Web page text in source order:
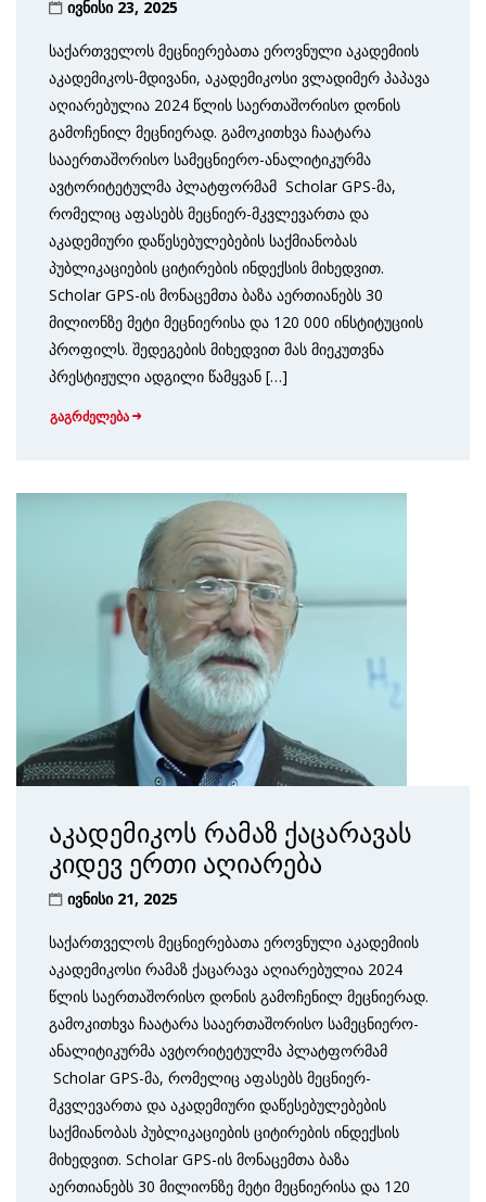
ივნისი 23, 2025
საქართველოს მეცნიერებათა ეროვნული აკადემიის
აკადემიკოს-მდივანი, აკა­დემიკოსი ვლადიმერ პაპავა
აღიარებულია 2024 წლის საერთაშორისო დონის
გამოჩენილ მეცნიერად. გამოკითხვა ჩაატარა
სააერთაშორისო სამეც­ნიერო-ანალიტიკურმა
ავტორიტეტულმა პლატფორმამ Scholar GPS-მა,
რომელიც აფასებს მეცნიერ-მკვლევართა და
აკადემიური დაწესებუ­ლებების საქმიანობას
პუბლიკაციების ციტირების ინდექსის მიხედვით.
Scholar GPS-ის მონაცემთა ბაზა აერთიანებს 30
მილიონზე მეტი მეცნიერისა და 120 000 ინსტიტუციის
პროფილს. შედეგების მიხედვით მას მიეკუთვნა
პრესტიჟული ადგილი წამყვან […]
გაგრძელება
აკადემიკოს რამაზ ქაცარავას
კიდევ ერთი აღიარება
ივნისი 21, 2025
საქართველოს მეცნიერებათა ეროვნული აკადემიის
აკა­დემიკოსი რამაზ ქაცარავა აღიარებულია 2024
წლის საერთაშორისო დონის გამოჩენილ მეცნიერად.
გამოკითხვა ჩაატარა სააერთაშორისო სამეც­ნიერო-
ანალიტიკურმა ავტორიტეტულმა პლატფორმამ
Scholar GPS-მა, რომელიც აფასებს მეცნიერ-
მკვლევართა და აკადემიური დაწესებუ­ლებების
საქმიანობას პუბლიკაციების ციტირების ინდექსის
მიხედვით. Scholar GPS-ის მონაცემთა ბაზა
აერთიანებს 30 მილიონზე მეტი მეცნიერისა და 120